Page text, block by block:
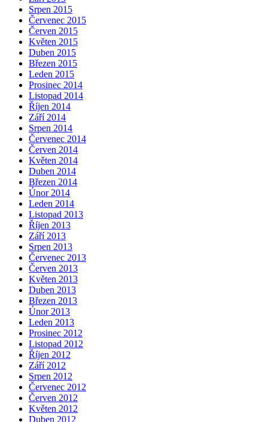
Srpen 2015
Červenec 2015
Červen 2015
Květen 2015
Duben 2015
Březen 2015
Leden 2015
Prosinec 2014
Listopad 2014
Říjen 2014
Září 2014
Srpen 2014
Červenec 2014
Červen 2014
Květen 2014
Duben 2014
Březen 2014
Únor 2014
Leden 2014
Listopad 2013
Říjen 2013
Září 2013
Srpen 2013
Červenec 2013
Červen 2013
Květen 2013
Duben 2013
Březen 2013
Únor 2013
Leden 2013
Prosinec 2012
Listopad 2012
Říjen 2012
Září 2012
Srpen 2012
Červenec 2012
Červen 2012
Květen 2012
Duben 2012